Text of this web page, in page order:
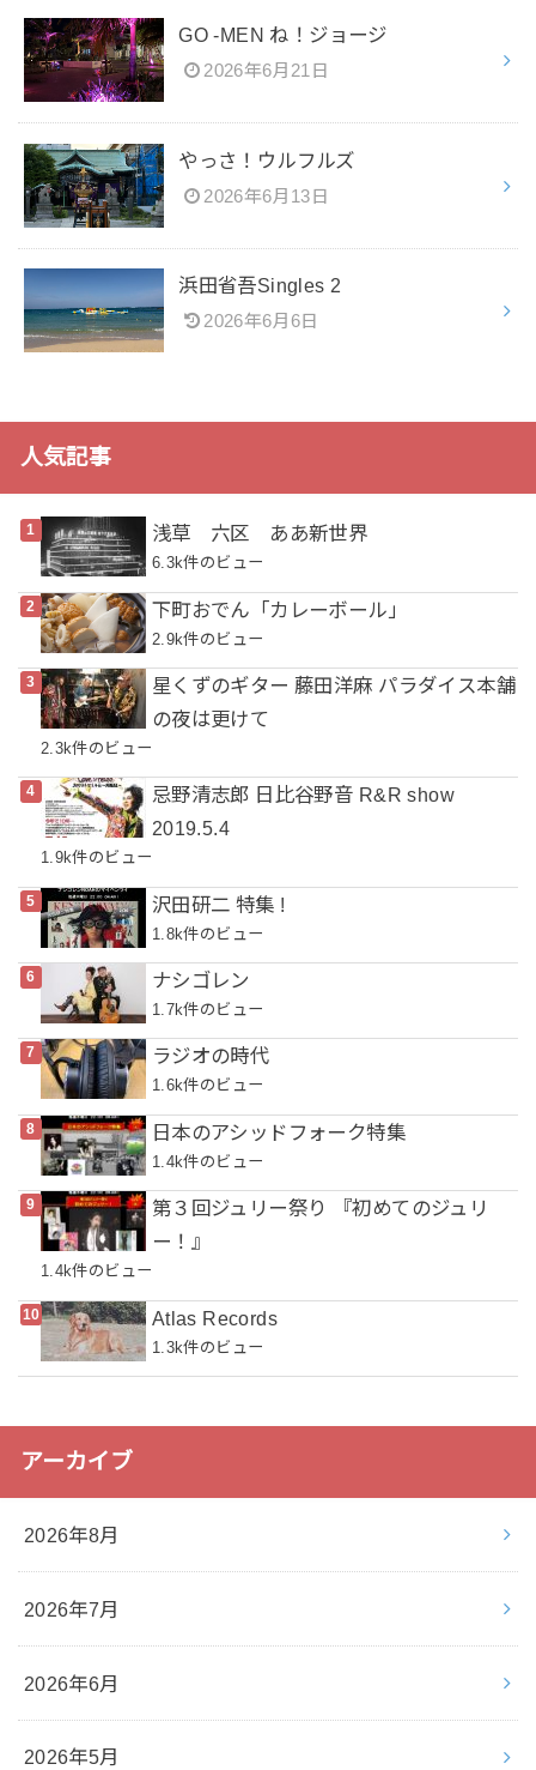
GO -MEN ね！ジョージ
2026年6月21日
やっさ！ウルフルズ
2026年6月13日
浜田省吾Singles 2
2026年6月6日
人気記事
浅草 六区 ああ新世界
6.3k件のビュー
下町おでん「カレーボール」
2.9k件のビュー
星くずのギター 藤田洋麻 パラダイス本舗
の夜は更けて
2.3k件のビュー
忌野清志郎 日比谷野音 R&R show
2019.5.4
1.9k件のビュー
沢田研二 特集 !
1.8k件のビュー
ナシゴレン
1.7k件のビュー
ラジオの時代
1.6k件のビュー
日本のアシッドフォーク特集
1.4k件のビュー
第３回ジュリー祭り 『初めてのジュリ
ー！』
1.4k件のビュー
Atlas Records
1.3k件のビュー
アーカイブ
2026年8月
2026年7月
2026年6月
2026年5月